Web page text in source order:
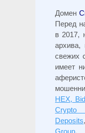
Домен
Перед
в 2017,
свежих
имеет
HEX,
Deposits,
Group